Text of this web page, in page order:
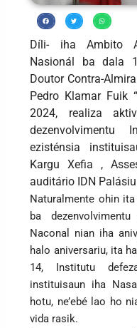
Díli- iha Ambito
Nasionál ba dala
Doutor Contra-
Pedro Klamar Fuik
2024, realiza
ezisténsia
Kargu Xefia ,
auditário IDN
Naturalmente ohin
ba
Naconal nian iha
halo aniversariu, ita
14, Institutu
instituisaun iha
hotu, ne’ebé lao ho
vida rasik.